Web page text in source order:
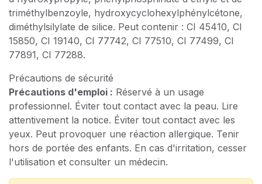
triméthylbenzoyle, hydroxycyclohexylphénylcétone,
diméthylsilylate de silice. Peut contenir : CI 45410, CI
15850, CI 19140, CI 77742, CI 77510, CI 77499, CI
77891, CI 77288.
Précautions de sécurité
Précautions d'emploi : Réservé à un usage
professionnel. Éviter tout contact avec la peau. Lire
attentivement la notice. Éviter tout contact avec les
yeux. Peut provoquer une réaction allergique. Tenir
hors de portée des enfants. En cas d'irritation, cesser
l'utilisation et consulter un médecin.